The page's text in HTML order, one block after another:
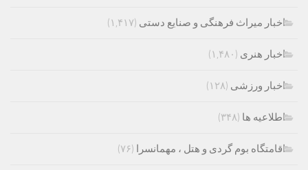
اخبار میراث فرهنگی و صنایع دستی (۱,۴۱۷)
اخبار هنری (۱,۴۸۰)
اخبار ورزشی (۱۲۸)
اطلاعیه ها (۳۴۸)
اقامتگاه بوم گردی و هتل ، مهمانسرا (۷۶)